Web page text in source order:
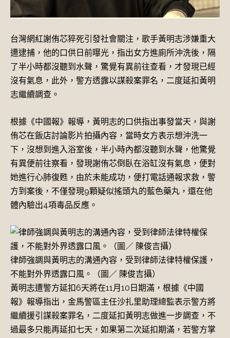
台灣網紅謝侑芯猝死引發社會關注，歌手黃明志涉嫌重大
遭逮捕，他的口供日前曝光，指出女方進廁所沖洗後，隔
了半小時都沒聽到水聲，驚覺有異前往查看，才發現已經
沒有氣息，此外，警方透露以謀殺案罪名，二度延扣黃明
志繼續調查。
根據《中國報》報導，黃明志的口供指出事發當天，與謝
侑芯在飯店討論影片拍攝內容，當時女方表示想沖洗一
下，沒想到進入浴室後，半小時內都沒聽到水聲，他驚覺
有異便前往察看，發現謝侑芯倒臥在浴缸沒有氣息，便對
她進行心肺復甦，由於未能成功，便打電話通報求救，警
方到案後，不僅發現9顆疑似搖頭丸的藍色藥丸，還在他
體內驗出4項毒品反應。
律師強調與黃明志的溝通內容，受到律師法律特權保護，
不能對外界透露口風。（圖／ 陳俊吉攝）
黃明志遭警方延扣6天將在11月10日期滿，根據《中國
報》報導指出，金馬警區主任沙扎里助理總監表示警方將
繼續援引謀殺案罪名，二度延扣黃明志做進一步調查，不
過最多只能再延扣七天，如果第二次延扣期滿，若警方掌